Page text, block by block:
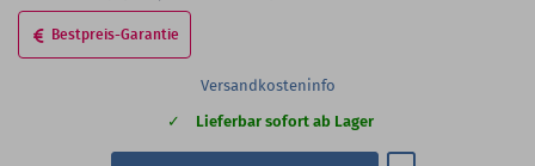
Bestpreis-Garantie
Versandkosteninfo
Lieferbar sofort ab Lager